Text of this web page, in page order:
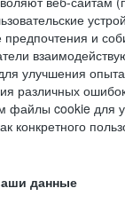
предпочтения и
улучшения
различных
файлы cookie для
конкретного
данные